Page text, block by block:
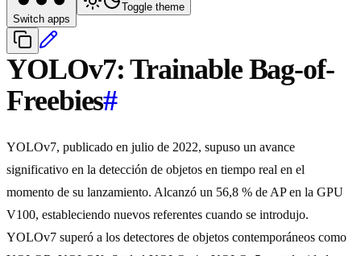
Switch apps
Toggle theme
YOLOv7: Trainable Bag-of-
Freebies#
YOLOv7, publicado en julio de 2022, supuso un avance
significativo en la detección de objetos en tiempo real en el
momento de su lanzamiento. Alcanzó un 56,8 % de AP en la GPU
V100, estableciendo nuevos referentes cuando se introdujo.
YOLOv7 superó a los detectores de objetos contemporáneos como